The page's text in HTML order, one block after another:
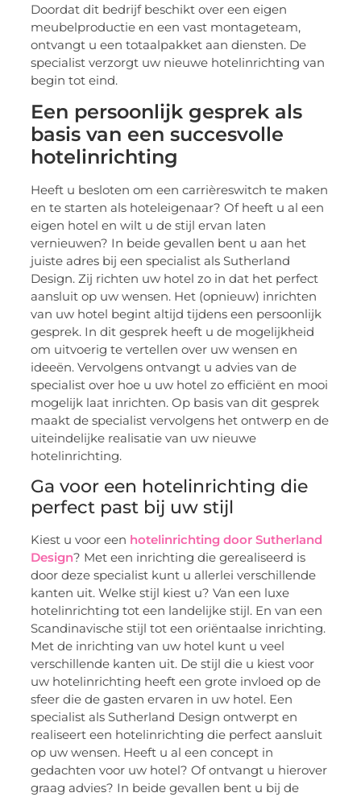
Doordat dit bedrijf beschikt over een eigen
meubelproductie en een vast montageteam,
ontvangt u een totaalpakket aan diensten. De
specialist verzorgt uw nieuwe hotelinrichting van
begin tot eind.
Een persoonlijk gesprek als
basis van een succesvolle
hotelinrichting
Heeft u besloten om een carrièreswitch te maken
en te starten als hoteleigenaar? Of heeft u al een
eigen hotel en wilt u de stijl ervan laten
vernieuwen? In beide gevallen bent u aan het
juiste adres bij een specialist als Sutherland
Design. Zij richten uw hotel zo in dat het perfect
aansluit op uw wensen. Het (opnieuw) inrichten
van uw hotel begint altijd tijdens een persoonlijk
gesprek. In dit gesprek heeft u de mogelijkheid
om uitvoerig te vertellen over uw wensen en
ideeën. Vervolgens ontvangt u advies van de
specialist over hoe u uw hotel zo efficiënt en mooi
mogelijk laat inrichten. Op basis van dit gesprek
maakt de specialist vervolgens het ontwerp en de
uiteindelijke realisatie van uw nieuwe
hotelinrichting.
Ga voor een hotelinrichting die
perfect past bij uw stijl
Kiest u voor een hotelinrichting door Sutherland
Design? Met een inrichting die gerealiseerd is
door deze specialist kunt u allerlei verschillende
kanten uit. Welke stijl kiest u? Van een luxe
hotelinrichting tot een landelijke stijl. En van een
Scandinavische stijl tot een oriëntaalse inrichting.
Met de inrichting van uw hotel kunt u veel
verschillende kanten uit. De stijl die u kiest voor
uw hotelinrichting heeft een grote invloed op de
sfeer die de gasten ervaren in uw hotel. Een
specialist als Sutherland Design ontwerpt en
realiseert een hotelinrichting die perfect aansluit
op uw wensen. Heeft u al een concept in
gedachten voor uw hotel? Of ontvangt u hierover
graag advies? In beide gevallen bent u bij de